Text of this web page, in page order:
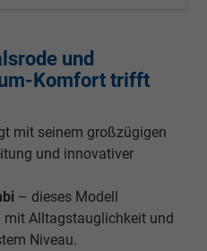
und
Komfort trifft
mit seinem großzügigen
und innovativer
– dieses Modell
Alltagstauglichkeit und
Niveau.